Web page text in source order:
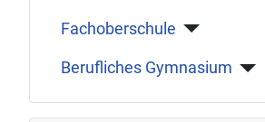
Fachoberschule
Berufliches Gymnasium